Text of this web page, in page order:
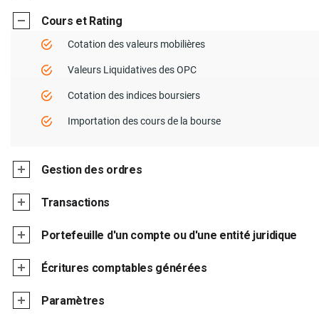
Cours et Rating
Cotation des valeurs mobilières
Valeurs Liquidatives des OPC
Cotation des indices boursiers
Importation des cours de la bourse
Gestion des ordres
Transactions
Portefeuille d'un compte ou d'une entité juridique
Écritures comptables générées
Paramètres